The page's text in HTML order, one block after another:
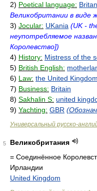
2) Poetical language:
Великобритании в виде
3) Jocular: UKania (UK -
неупотребляемое
Королевство])
4) History: Mistress of the
5) British English:
6) Law: the United Kingdom
7) Business: Britain
8) Sakhalin S: united
9) Yachting: GBR
Универсальный русско-
5
Великобритания
= Соединённое
Ирландии
United Kingdom